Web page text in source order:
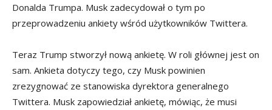
Donalda Trumpa. Musk zadecydował o tym po
przeprowadzeniu ankiety wśród użytkowników Twittera.
Teraz Trump stworzył nową ankietę. W roli głównej jest on
sam. Ankieta dotyczy tego, czy Musk powinien
zrezygnować ze stanowiska dyrektora generalnego
Twittera. Musk zapowiedział ankietę, mówiąc, że musi